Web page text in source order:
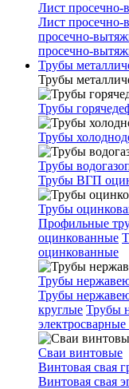
Лист
Лист
просечно-
просечно-
Трубы
Трубы
Трубы
Трубы
Трубы
Трубы ВГП
Трубы
Профильные
оцинкованные
оцинкованные
Трубы
Трубы
круглые Трубы
Сваи винтовые
Винтовая свая
Винтовая свая